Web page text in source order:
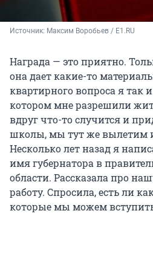
Источник: Максим Воробьев / E1.RU
Награда — это приятно.
она дает какие-то
квартирного вопроса я так
котором мне разрешили
вдруг что-то случится и
школы, мы тут же вылетим
Несколько лет назад я
имя губернатора в
области. Рассказала про
работу. Спросила, есть ли
которые мы можем